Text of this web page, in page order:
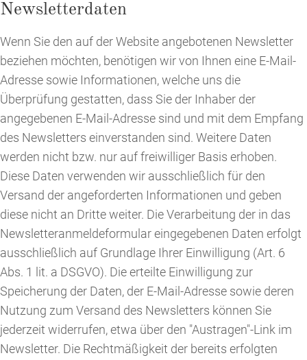
Newsletterdaten
Wenn Sie den auf der Website angebotenen Newsletter
beziehen möchten, benötigen wir von Ihnen eine E-Mail-
Adresse sowie Informationen, welche uns die
Überprüfung gestatten, dass Sie der Inhaber der
angegebenen E-Mail-Adresse sind und mit dem Empfang
des Newsletters einverstanden sind. Weitere Daten
werden nicht bzw. nur auf freiwilliger Basis erhoben.
Diese Daten verwenden wir ausschließlich für den
Versand der angeforderten Informationen und geben
diese nicht an Dritte weiter. Die Verarbeitung der in das
Newsletteranmeldeformular eingegebenen Daten erfolgt
ausschließlich auf Grundlage Ihrer Einwilligung (Art. 6
Abs. 1 lit. a DSGVO). Die erteilte Einwilligung zur
Speicherung der Daten, der E-Mail-Adresse sowie deren
Nutzung zum Versand des Newsletters können Sie
jederzeit widerrufen, etwa über den "Austragen"-Link im
Newsletter. Die Rechtmäßigkeit der bereits erfolgten